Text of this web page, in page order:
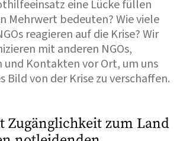
eine Lücke füllen
Mehrwert bedeuten? Wie viele
reagieren auf die Krise? Wir
mit anderen NGOs,
und Kontakten vor Ort, um uns
Bild von der Krise zu verschaffen.
Zugänglichkeit zum Land